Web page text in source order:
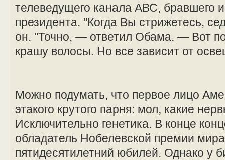
телеведущего канала АВС, бравшего
президента. "Когда Вы стрижетесь,
он. "Точно, — ответил Обама. — Вот
крашу волосы. Но все зависит от
Можно подумать, что первое лицо
этакого крутого парня: мол, какие
Исключительно генетика. В конце
обладатель Нобелевской премии
пятидесятилетний юбилей. Однако у